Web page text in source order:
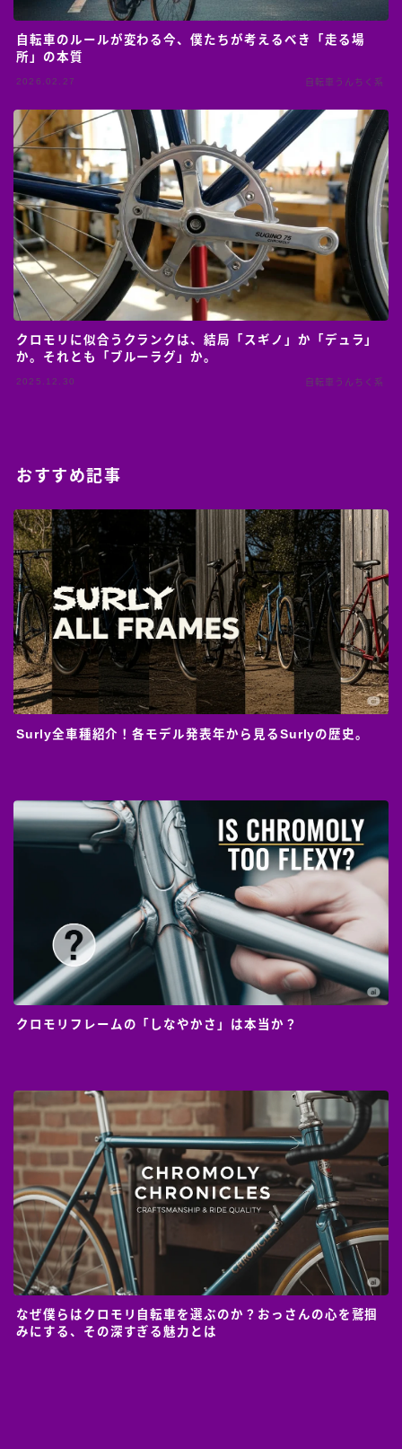
自転車のルールが変わる今、僕たちが考えるべき「走る場
所」の本質
2026.02.27 自転車うんちく系
クロモリに似合うクランクは、結局「スギノ」か「デュラ」
か。それとも「ブルーラグ」か。
2025.12.30 自転車うんちく系
おすすめ記事
Surly全車種紹介！各モデル発表年から見るSurlyの歴史。
クロモリフレームの「しなやかさ」は本当か？
なぜ僕らはクロモリ自転車を選ぶのか？おっさんの心を鷲掴
みにする、その深すぎる魅力とは